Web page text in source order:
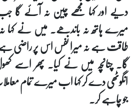
دیے اور کہا مجھے چین نہ آئے گا
میرے ہاتھ نہ باندھے۔ میں نے کہا
طاقت ہے نہ میرا نفس اس پر راضی
گا۔ چنانچہ میں نے کیا۔ پھر اسے
انگوٹھی دے کر کہا اب میرے تمام
جو چاہے کر۔